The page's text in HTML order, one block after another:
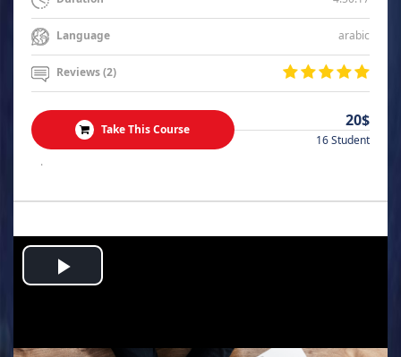
Language arabic
Reviews (2)
Take This Course 20$
16 Student
.
Play